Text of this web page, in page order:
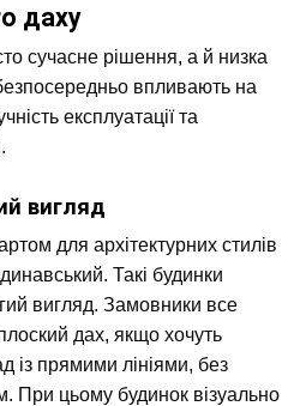
даху
сучасне рішення, а й низка
впливають на
експлуатації та
вигляд
для архітектурних стилів
Такі будинки
вигляд. Замовники все
дах, якщо хочуть
із прямими лініями, без
При цьому будинок візуально